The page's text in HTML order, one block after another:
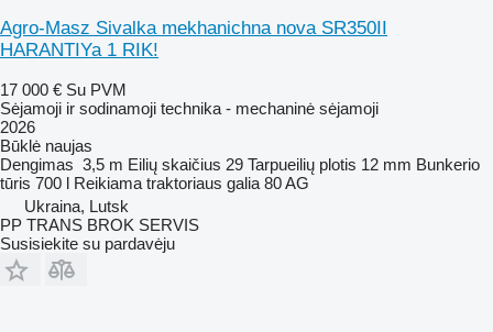
Agro-Masz Sivalka mekhanichna nova SR350II
HARANTIYa 1 RIK!
17 000 € Su PVM
Sėjamoji ir sodinamoji technika - mechaninė sėjamoji
2026
Būklė naujas
Dengimas 3,5 m Eilių skaičius 29 Tarpueilių plotis 12 mm Bunkerio
tūris 700 l Reikiama traktoriaus galia 80 AG
Ukraina, Lutsk
PP TRANS BROK SERVIS
Susisiekite su pardavėju